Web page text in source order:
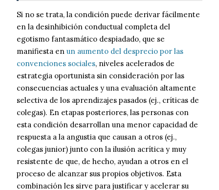
Si no se trata, la condición puede derivar fácilmente
en la desinhibición conductual completa del
egotismo fantasmático despiadado, que se
manifiesta en un aumento del desprecio por las
convenciones sociales, niveles acelerados de
estrategia oportunista sin consideración por las
consecuencias actuales y una evaluación altamente
selectiva de los aprendizajes pasados (ej., críticas de
colegas). En etapas posteriores, las personas con
esta condición desarrollan una menor capacidad de
respuesta a la angustia que causan a otros (ej.,
colegas junior) junto con la ilusión acrítica y muy
resistente de que, de hecho, ayudan a otros en el
proceso de alcanzar sus propios objetivos. Esta
combinación les sirve para justificar y acelerar su